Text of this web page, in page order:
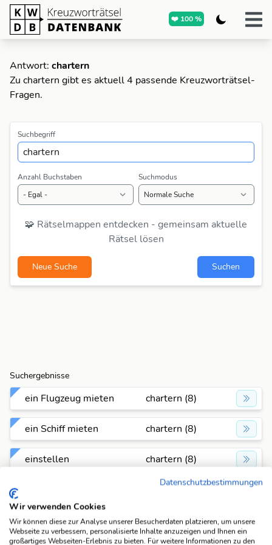
❤️ 100 %
Antwort: chartern
Zu chartern gibt es aktuell 4 passende Kreuzworträtsel-
Fragen.
Suchbegriff
Anzahl Buchstaben Suchmodus
🧩 Rätselmappen entdecken - gemeinsam aktuelle
Rätsel lösen
Neue Suche Suchen
Suchergebnisse
ein Flugzeug mieten chartern (8)
ein Schiff mieten chartern (8)
einstellen chartern (8)
chartern (8)
Suchfunktionen
Datenschutzbestimmungen
Wir verwenden Cookies
Wir können diese zur Analyse unserer Besucherdaten platzieren, um unsere
Webseite zu verbessern, personalisierte Inhalte anzuzeigen und Ihnen ein
großartiges Webseiten-Erlebnis zu bieten. Für weitere Informationen zu den